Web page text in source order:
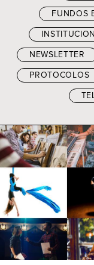
FUNDOS
NEWSLETTER
PROTOCOLOS